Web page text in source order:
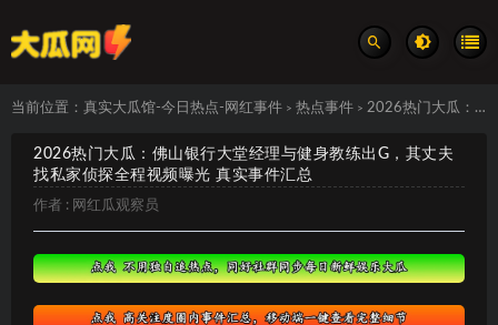
当前位置： 真实大瓜馆-今日热点-网红事件 > 热点事件 > 2026热门大瓜：佛山银行大堂经理与健身教练出G，其丈夫找私家侦探全程视频曝光 真实事件汇总
2026热门大瓜：佛山银行大堂经理与健身教练出G，其丈夫
找私家侦探全程视频曝光 真实事件汇总
作者 : 网红瓜观察员